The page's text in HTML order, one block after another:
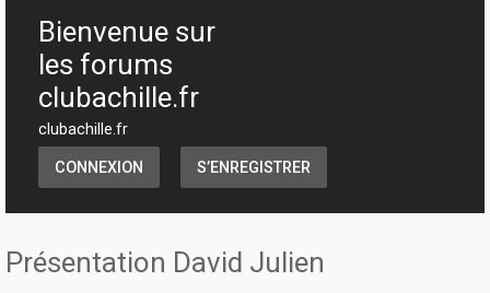
Bienvenue sur
les forums
clubachille.fr
clubachille.fr
CONNEXION S’ENREGISTRER
Présentation David Julien